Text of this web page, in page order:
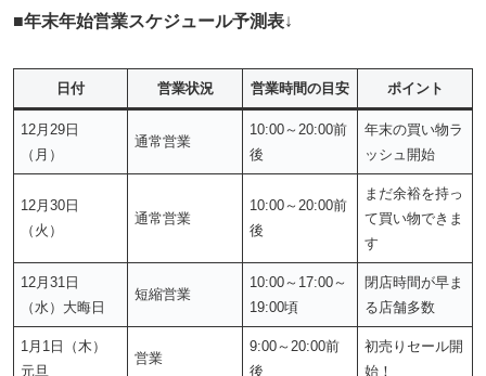
■年末年始営業スケジュール予測表↓
日付 営業状況 営業時間の目安 ポイント
12月29日
（月）
通常営業
10:00～20:00前
後
年末の買い物ラ
ッシュ開始
12月30日
（火）
通常営業
10:00～20:00前
後
まだ余裕を持っ
て買い物できま
す
12月31日
（水）大晦日
短縮営業
10:00～17:00～
19:00頃
閉店時間が早ま
る店舗多数
1月1日（木）
元旦
営業
9:00～20:00前
後
初売りセール開
始！